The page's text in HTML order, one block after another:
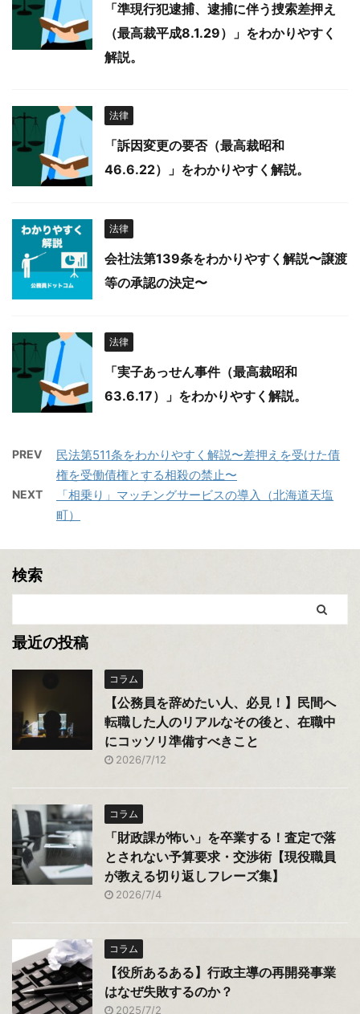
「準現行犯逮捕、逮捕に伴う捜索差押え
（最高裁平成8.1.29）」をわかりやすく
解説。
法律
「訴因変更の要否（最高裁昭和
46.6.22）」をわかりやすく解説。
法律
会社法第139条をわかりやすく解説〜譲渡
等の承認の決定〜
法律
「実子あっせん事件（最高裁昭和
63.6.17）」をわかりやすく解説。
PREV
民法第511条をわかりやすく解説〜差押えを受けた債
権を受働債権とする相殺の禁止〜
NEXT
「相乗り」マッチングサービスの導入（北海道天塩
町）
検索
最近の投稿
コラム
【公務員を辞めたい人、必見！】民間へ
転職した人のリアルなその後と、在職中
にコッソリ準備すべきこと
2026/7/12
コラム
「財政課が怖い」を卒業する！査定で落
とされない予算要求・交渉術【現役職員
が教える切り返しフレーズ集】
2026/7/4
コラム
【役所あるある】行政主導の再開発事業
はなぜ失敗するのか？
2025/7/2